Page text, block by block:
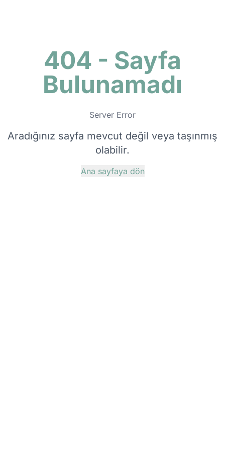
404 - Sayfa
Bulunamadı
Server Error
Aradığınız sayfa mevcut değil veya taşınmış
olabilir.
Ana sayfaya dön